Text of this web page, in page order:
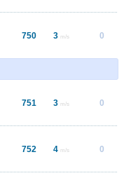
750 3 m/s 0
751 3 m/s 0
752 4 m/s 0